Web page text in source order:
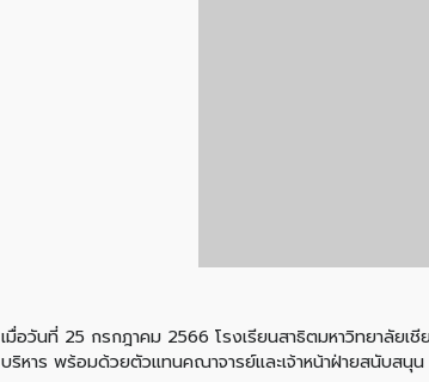
เมื่อวันที่ 25 กรกฎาคม 2566 โรงเรียนสาธิตมหาวิทยาลัย
บริหาร พร้อมด้วยตัวแทนคณาจารย์และเจ้าหน้าฝ่ายสนับสนุน